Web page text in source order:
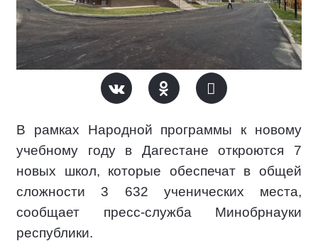
В рамках Народной программы к новому
учебному году в Дагестане откроются 7
новых школ, которые обеспечат в общей
сложности 3 632 ученических места,
сообщает пресс-служба Минобрнауки
республики.